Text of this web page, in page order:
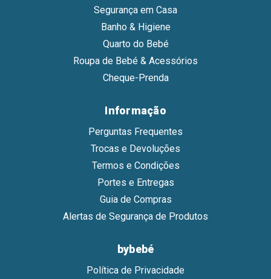
Segurança em Casa
Banho & Higiene
Quarto do Bebé
Roupa de Bebé & Acessórios
Cheque-Prenda
Informação
Perguntas Frequentes
Trocas e Devoluções
Termos e Condições
Portes e Entregas
Guia de Compras
Alertas de Segurança de Produtos
bybebé
Política de Privacidade